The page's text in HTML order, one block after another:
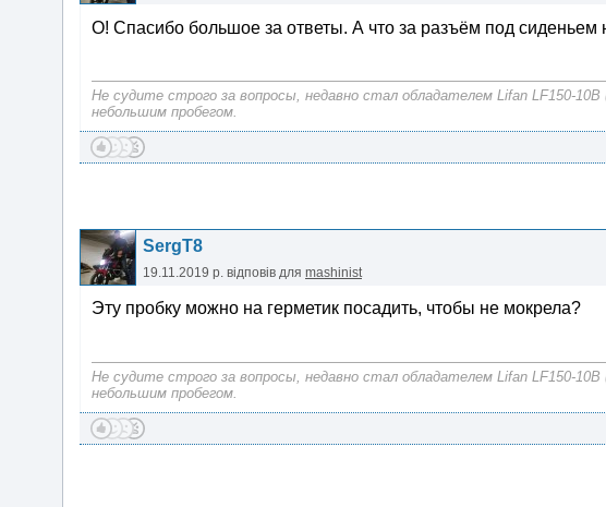
О! Спасибо большое за ответы. А что за разъём под
Не судите строго за вопросы, недавно стал обладателем Lifan LF150-10B
небольшим пробегом.
SergT8
19.11.2019 р. відповів для mashinist
Эту пробку можно на герметик посадить, чтобы не мокрела?
Не судите строго за вопросы, недавно стал обладателем Lifan LF150-10B
небольшим пробегом.